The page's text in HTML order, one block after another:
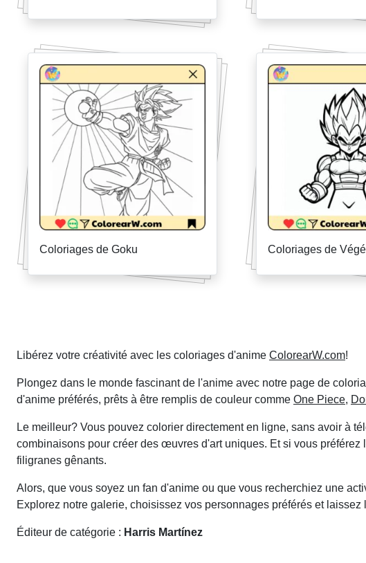
Coloriages de Goku Coloriages de
entrées
Libérez votre créativité avec les coloriages d'anime ColorearW.com!
Plongez dans le monde fascinant de l'anime avec notre page de
d'anime préférés, prêts à être remplis de couleur comme One Piece,
Le meilleur? Vous pouvez colorier directement en ligne, sans avoir à
combinaisons pour créer des œuvres d'art uniques. Et si vous
filigranes gênants.
Alors, que vous soyez un fan d'anime ou que vous recherchiez une
Explorez notre galerie, choisissez vos personnages préférés et
Éditeur de catégorie : Harris Martínez